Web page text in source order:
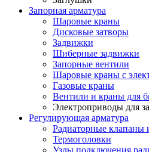
Запорная арматура
Шаровые краны
Дисковые затворы
Задвижки
Шиберные задвижки
Запорные вентили
Шаровые краны с
Газовые краны
Вентили и краны для
Электроприводы для
Регулирующая арматура
Радиаторные клапаны
Термоголовки
Узлы подключения